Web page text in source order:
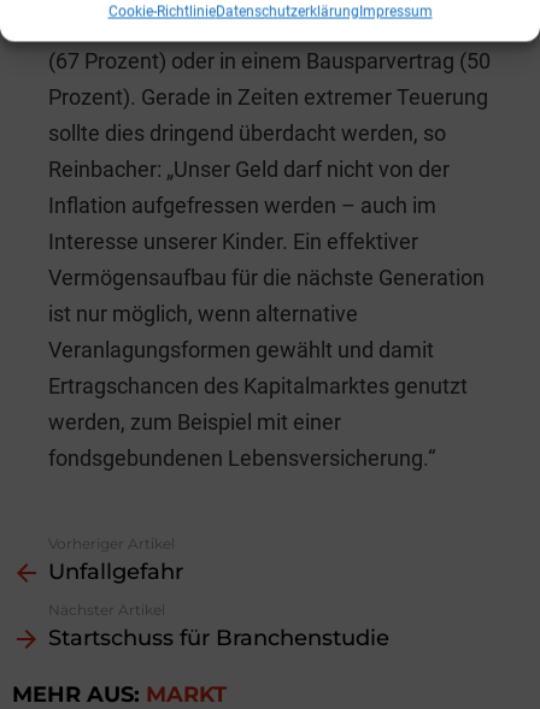
Cookie-RichtlinieDatenschutzerklärungImpressum
dennoch, allerdings primär auf ein Sparbuch
(67 Prozent) oder in einem Bausparvertrag (50
Prozent). Gerade in Zeiten extremer Teuerung
sollte dies dringend überdacht werden, so
Reinbacher: „Unser Geld darf nicht von der
Inflation aufgefressen werden – auch im
Interesse unserer Kinder. Ein effektiver
Vermögensaufbau für die nächste Generation
ist nur möglich, wenn alternative
Veranlagungsformen gewählt und damit
Ertragschancen des Kapitalmarktes genutzt
werden, zum Beispiel mit einer
fondsgebundenen Lebensversicherung.“
more
Vorheriger Artikel
Unfallgefahr
Nächster Artikel
Startschuss für Branchenstudie
MEHR AUS: MARKT